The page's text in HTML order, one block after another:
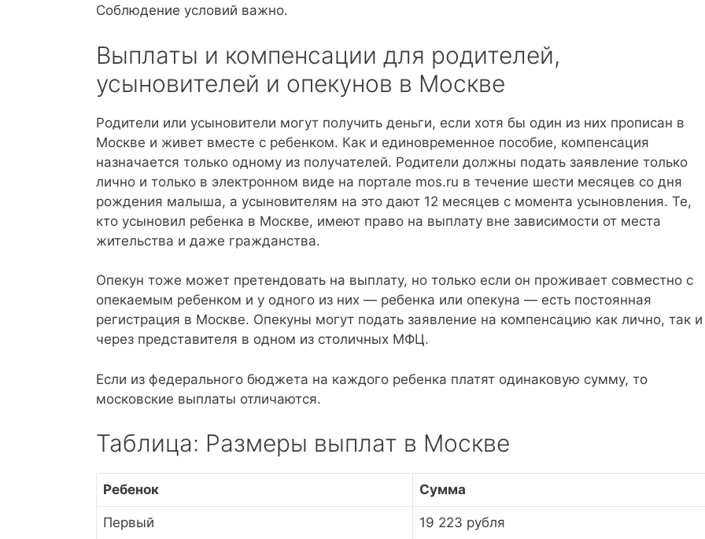
Соблюдение условий важно.
Выплаты и компенсации для родителей,
усыновителей и опекунов в Москве
Родители или усыновители могут получить деньги, если хотя бы один из них прописан в
Москве и живет вместе с ребенком. Как и единовременное пособие, компенсация
назначается только одному из получателей. Родители должны подать заявление только
лично и только в электронном виде на портале mos.ru в течение шести месяцев со дня
рождения малыша, а усыновителям на это дают 12 месяцев с момента усыновления. Те,
кто усыновил ребенка в Москве, имеют право на выплату вне зависимости от места
жительства и даже гражданства.
Опекун тоже может претендовать на выплату, но только если он проживает совместно с
опекаемым ребенком и у одного из них — ребенка или опекуна — есть постоянная
регистрация в Москве. Опекуны могут подать заявление на компенсацию как лично, так и
через представителя в одном из столичных МФЦ.
Если из федерального бюджета на каждого ребенка платят одинаковую сумму, то
московские выплаты отличаются.
Таблица: Размеры выплат в Москве
Ребенок Сумма
Первый 19 223 рубля